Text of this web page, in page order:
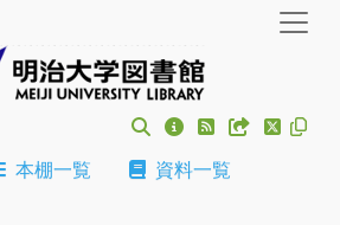
本棚一覧
資料一覧